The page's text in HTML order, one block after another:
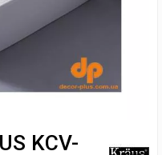
KCV-